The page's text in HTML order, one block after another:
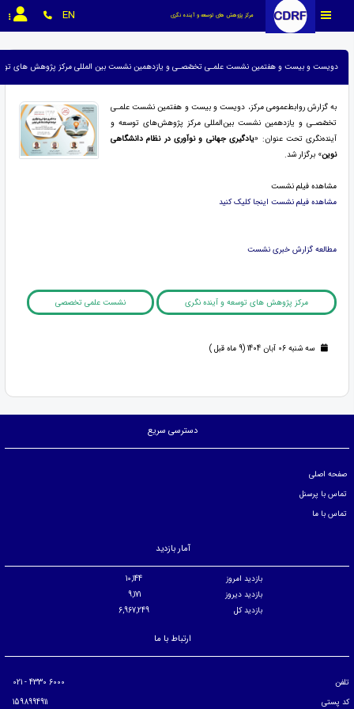
مرکز پژوهش های توسعه و آینده نگری EN
دویست و بیست و هفتمین نشست علمـی تخصّصـی و یازدهمین نشست بین المللی مرکز پژوهش های
به گزارش روابط‌عمومی مرکز، دویست و بیست و هفتمین نشست علمـی
تخصّصـی و یازدهمین نشست بین‌المللی مرکز پژوهش‌های توسعه و
آینده‌نگری تحت عنوان: «یادگیری جهانی و نوآوری در نظام دانشگاهی
نوین» برگزار شد.
مشاهده فیلم نشست
مشاهده فیلم نشست اینجا کلیک کنید
مطالعه گزارش خبری نشست
مرکز پژوهش های توسعه و آینده نگری نشست علمی تخصصی
سه شنبه 06 آبان 1404 (9 ماه قبل )
دسترسی سریع
صفحه اصلی
تماس با پرسنل
تماس با ما
آمار بازدید
بازدید امروز
10,144
بازدید دیروز
9,171
بازدید کل
6,967,249
ارتباط با ما
تلفن
کد پستی